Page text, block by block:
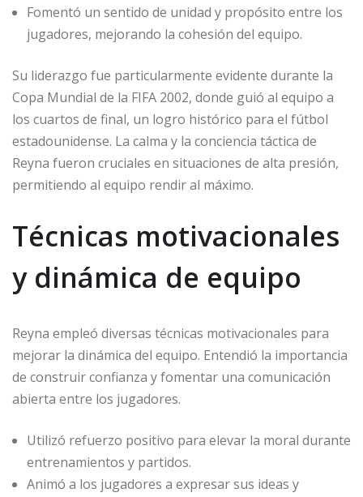
Fomentó un sentido de unidad y propósito entre los
jugadores, mejorando la cohesión del equipo.
Su liderazgo fue particularmente evidente durante la
Copa Mundial de la FIFA 2002, donde guió al equipo a
los cuartos de final, un logro histórico para el fútbol
estadounidense. La calma y la conciencia táctica de
Reyna fueron cruciales en situaciones de alta presión,
permitiendo al equipo rendir al máximo.
Técnicas motivacionales
y dinámica de equipo
Reyna empleó diversas técnicas motivacionales para
mejorar la dinámica del equipo. Entendió la importancia
de construir confianza y fomentar una comunicación
abierta entre los jugadores.
Utilizó refuerzo positivo para elevar la moral durante
entrenamientos y partidos.
Animó a los jugadores a expresar sus ideas y